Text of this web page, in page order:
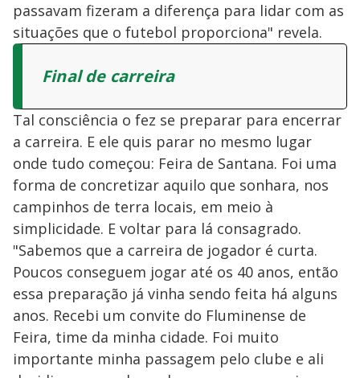
passavam fizeram a diferença para lidar com as
situações que o futebol proporciona" revela.
Final de carreira
Tal consciência o fez se preparar para encerrar
a carreira. E ele quis parar no mesmo lugar
onde tudo começou: Feira de Santana. Foi uma
forma de concretizar aquilo que sonhara, nos
campinhos de terra locais, em meio à
simplicidade. E voltar para lá consagrado.
"Sabemos que a carreira de jogador é curta.
Poucos conseguem jogar até os 40 anos, então
essa preparação já vinha sendo feita há alguns
anos. Recebi um convite do Fluminense de
Feira, time da minha cidade. Foi muito
importante minha passagem pelo clube e ali